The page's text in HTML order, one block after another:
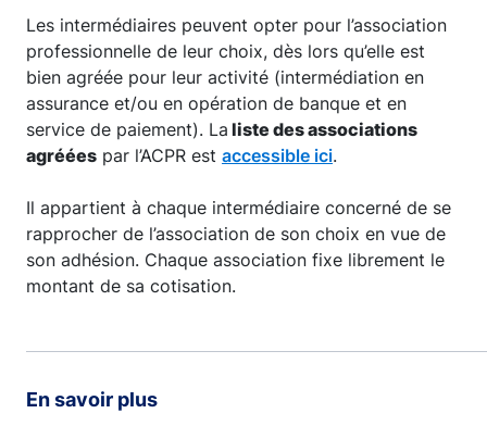
Les intermédiaires peuvent opter pour l’association
professionnelle de leur choix, dès lors qu’elle est
bien agréée pour leur activité (intermédiation en
assurance et/ou en opération de banque et en
service de paiement). La liste des associations
agréées par l’ACPR est accessible ici.
Il appartient à chaque intermédiaire concerné de se
rapprocher de l’association de son choix en vue de
son adhésion. Chaque association fixe librement le
montant de sa cotisation.
En savoir plus